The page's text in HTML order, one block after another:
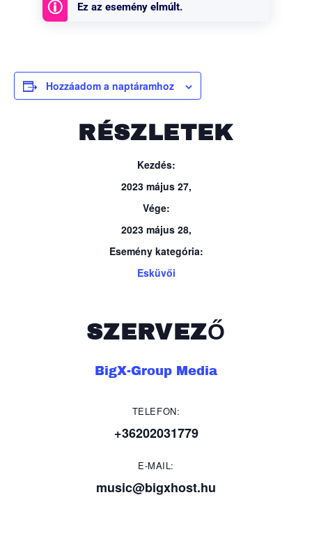
Ez az esemény elmúlt.
Hozzáadom a naptáramhoz
RÉSZLETEK
Kezdés:
2023 május 27,
Vége:
2023 május 28,
Esemény kategória:
Esküvői
SZERVEZŐ
BigX-Group Media
TELEFON:
+36202031779
E-MAIL:
music@bigxhost.hu